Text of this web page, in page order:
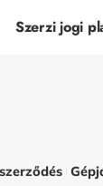
Szerzi jogi